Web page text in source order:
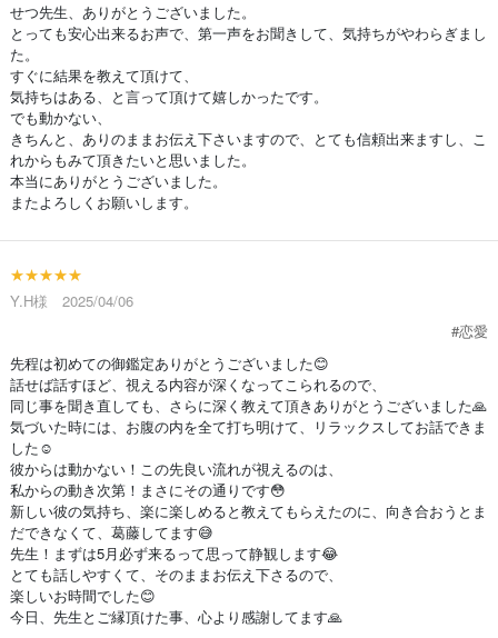
せつ先生、ありがとうございました。
とっても安心出来るお声で、第一声をお聞きして、気持ちがやわらぎまし
た。
すぐに結果を教えて頂けて、
気持ちはある、と言って頂けて嬉しかったです。
でも動かない、
きちんと、ありのままお伝え下さいますので、とても信頼出来ますし、こ
れからもみて頂きたいと思いました。
本当にありがとうございました。
またよろしくお願いします。
★★★★★
Y.H様 2025/04/06
#恋愛
先程は初めての御鑑定ありがとうございました😊
話せば話すほど、視える内容が深くなってこられるので、
同じ事を聞き直しても、さらに深く教えて頂きありがとうございました🙏
気づいた時には、お腹の内を全て打ち明けて、リラックスしてお話できま
した☺️
彼からは動かない！この先良い流れが視えるのは、
私からの動き次第！まさにその通りです😳
新しい彼の気持ち、楽に楽しめると教えてもらえたのに、向き合おうとま
だできなくて、葛藤してます😅
先生！まずは5月必ず来るって思って静観します😂
とても話しやすくて、そのままお伝え下さるので、
楽しいお時間でした😊
今日、先生とご縁頂けた事、心より感謝してます🙏